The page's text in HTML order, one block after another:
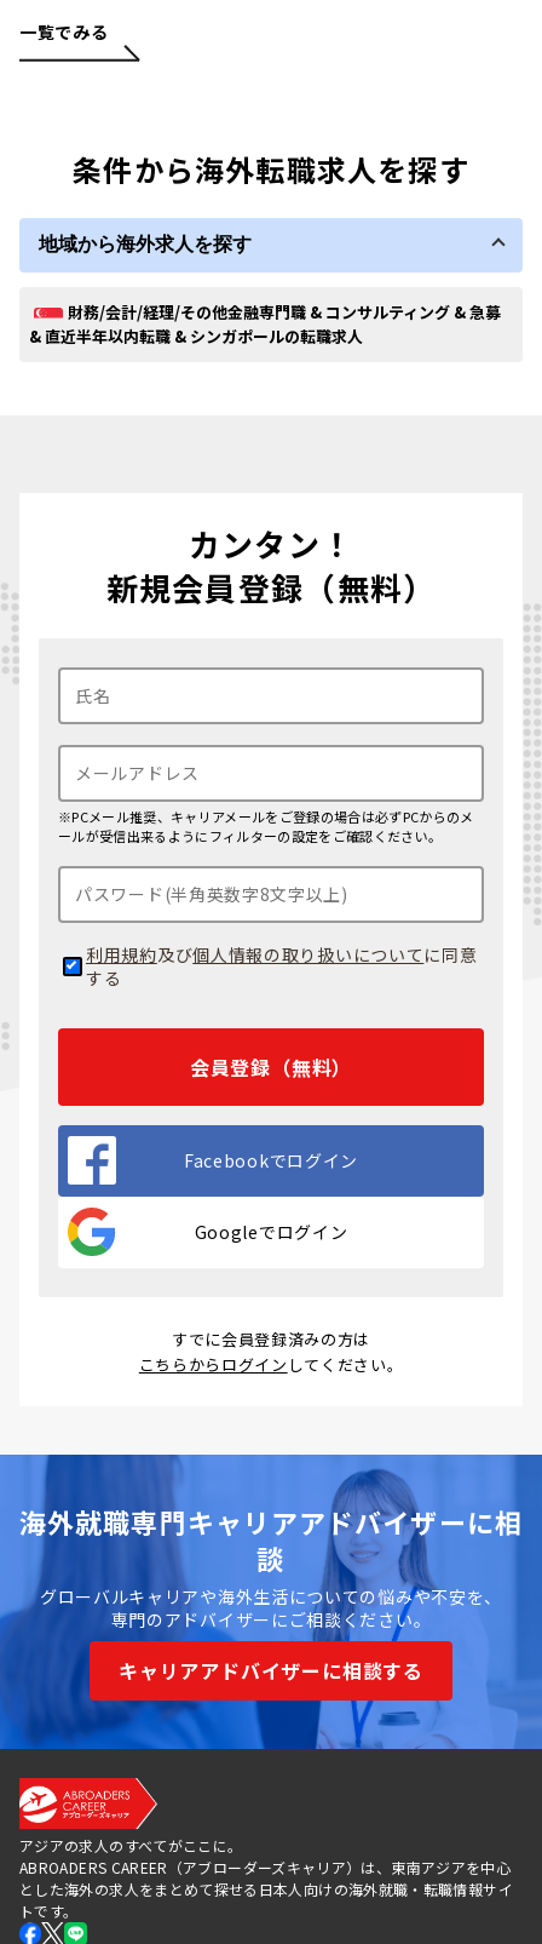
一覧でみる
条件から海外転職求人を探す
地域から海外求人を探す
財務/会計/経理/その他金融専門職 & コンサルティング & 急募
& 直近半年以内転職 & シンガポールの転職求人
カンタン！
新規会員登録（無料）
※PCメール推奨、キャリアメールをご登録の場合は必ずPCからのメ
ールが受信出来るようにフィルターの設定をご確認ください。
利用規約及び個人情報の取り扱いについて に同意
する
会員登録（無料）
Facebookでログイン
Googleでログイン
すでに会員登録済みの方は
こちらからログイン してください。
海外就職専門キャリアアドバイザーに相
談
グローバルキャリアや海外生活についての悩みや不安を、
専門のアドバイザーにご相談ください。
キャリアアドバイザーに相談する
アジアの求人のすべてがここに。
ABROADERS CAREER（アブローダーズキャリア）は、東南アジアを中心
とした海外の求人をまとめて探せる日本人向けの海外就職・転職情報サイ
トです。